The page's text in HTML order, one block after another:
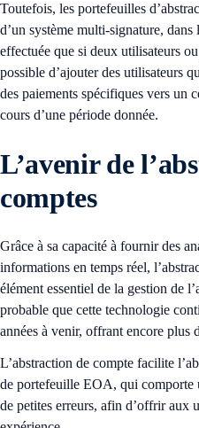
Toutefois, les portefeuilles
d’un système multi-signature,
effectuée que si deux utilisateurs
possible d’ajouter des utilisateurs
des paiements spécifiques vers un
cours d’une période donnée.
L’avenir de
comptes
Grâce à sa capacité à fournir des
informations en temps réel,
élément essentiel de la gestion de
probable que cette technologie
années à venir, offrant encore plus
L’abstraction de compte facilite
de portefeuille EOA, qui comporte
de petites erreurs, afin d’offrir aux